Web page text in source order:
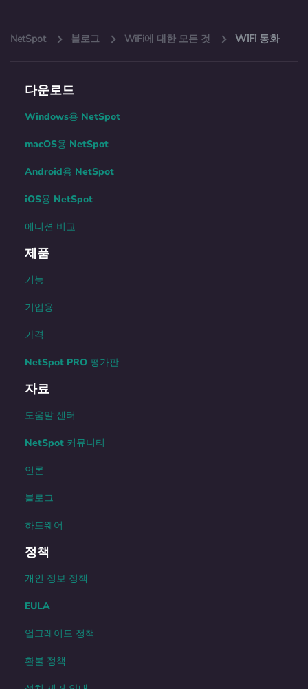
NetSpot 블로그 WiFi에 대한 모든 것 WiFi 통화
다운로드
Windows용 NetSpot
macOS용 NetSpot
Android용 NetSpot
iOS용 NetSpot
에디션 비교
제품
기능
기업용
가격
NetSpot PRO 평가판
자료
도움말 센터
NetSpot 커뮤니티
언론
블로그
하드웨어
정책
개인 정보 정책
EULA
업그레이드 정책
환불 정책